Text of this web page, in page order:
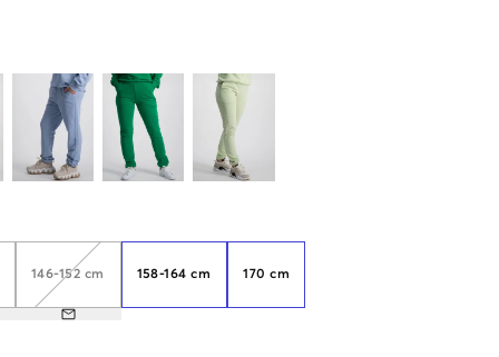
146-152 cm 158-164 cm 170 cm